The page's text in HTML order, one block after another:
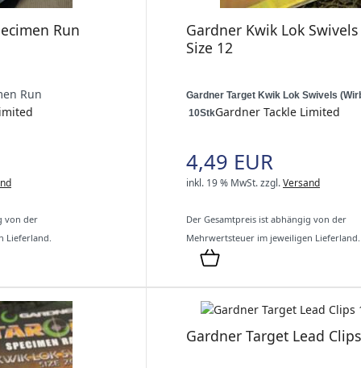
Run
Run
von der
Lieferland.
Gardner Kwik Lok
Size 12
Gardner Target Kwik Lok Swivels
10StkGardner Tackle Limited
4,49 EUR
inkl. 19 % MwSt.zzgl.Versand
Der Gesamtpreis ist abhängig von der
Mehrwertsteuer im jeweiligen Lieferland.
Gardner Target Lead Clips